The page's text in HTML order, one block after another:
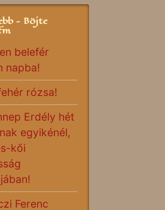
- Böjte
belefér
napba!
rózsa!
Erdély hét
egyikénél,
kői
Ferenc